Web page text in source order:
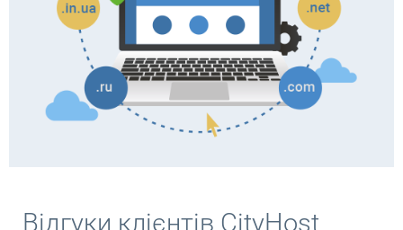
Відгуки клієнтів CityHost